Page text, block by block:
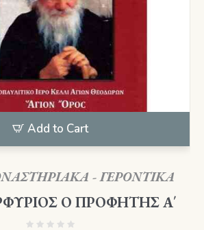
Add to Cart
- ΓΕΡΟΝΤΙΚΑ
Ο ΠΡΟΦΗΤΗΣ Α΄